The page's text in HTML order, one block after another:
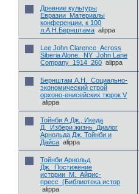
Древние культуры
Евразии_Материалы
конференции, к 100
л.А.Н.Бернштама alippa
Lee John Clarence_Across
Siberia Alone._NY_John Lane
Company_1914_260 alippa
Бернштам А.Н._Социально-
экономический строй
орхоно-енисейских тюрок V
alippa
Тойнби А.Дж., Икеда
Д._Избери жизнь_Диалог
Арнольда Дж. Тойнби и
Дайса alippa
Тойнби Арнольд
Дж._Постижение
истории_М._Айрис-
пресс_(Библиотека истор
alippa